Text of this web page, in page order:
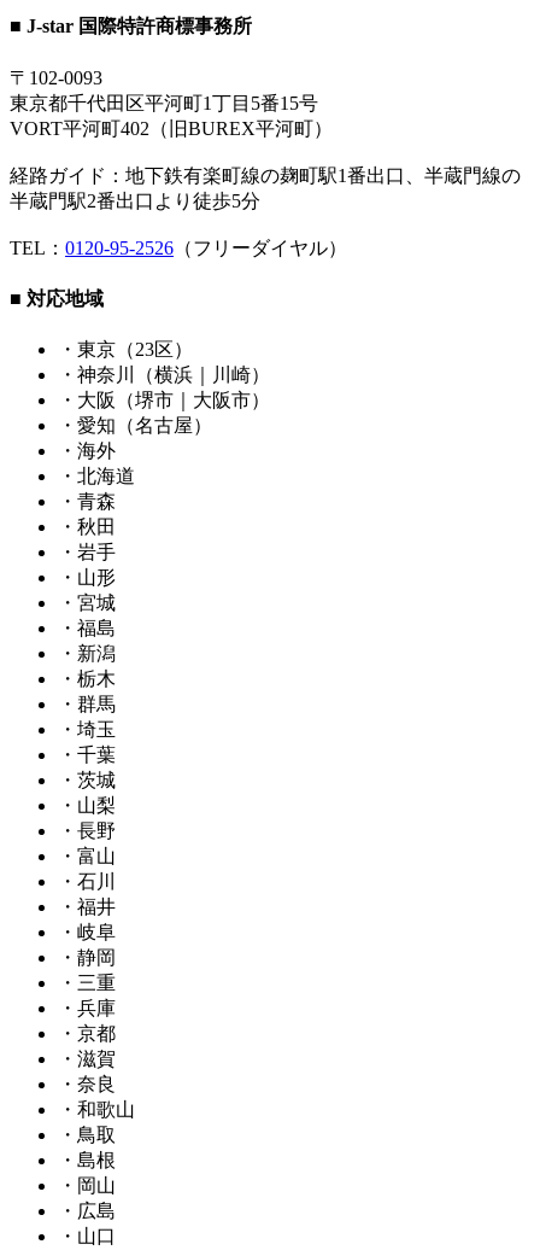
■ J-star 国際特許商標事務所
〒102-0093
東京都千代田区平河町1丁目5番15号
VORT平河町402（旧BUREX平河町）
経路ガイド：地下鉄有楽町線の麹町駅1番出口、半蔵門線の
半蔵門駅2番出口より徒歩5分
TEL： 0120-95-2526 （フリーダイヤル）
■ 対応地域
・東京（23区）
・神奈川（横浜｜川崎）
・大阪（堺市｜大阪市）
・愛知（名古屋）
・海外
・北海道
・青森
・秋田
・岩手
・山形
・宮城
・福島
・新潟
・栃木
・群馬
・埼玉
・千葉
・茨城
・山梨
・長野
・富山
・石川
・福井
・岐阜
・静岡
・三重
・兵庫
・京都
・滋賀
・奈良
・和歌山
・鳥取
・島根
・岡山
・広島
・山口